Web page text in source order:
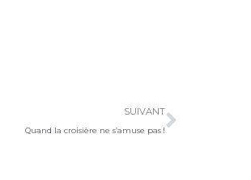
SUIVANT
Quand la croisière ne s’amuse pas !